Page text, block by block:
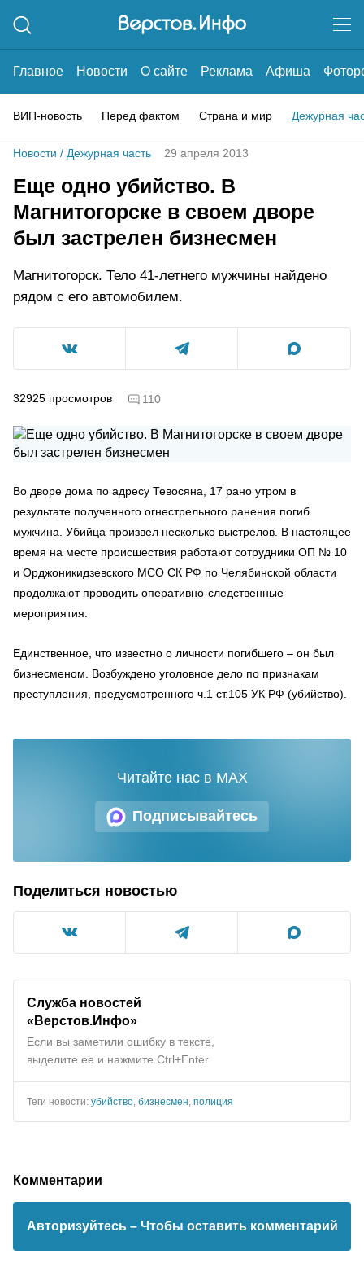
Главное Новости О сайте Реклама Афиша
ВИП-новость Перед фактом Страна и мир Дежурная
Новости / Дежурная часть 29 апреля 2013
Еще одно убийство. В
Магнитогорске в своем дворе
был застрелен бизнесмен
Магнитогорск. Тело 41-летнего мужчины найдено
рядом с его автомобилем.
32925 просмотров 110
Во дворе дома по адресу Тевосяна, 17 рано утром в
результате полученного огнестрельного ранения погиб
мужчина. Убийца произвел несколько выстрелов. В настоящее
время на месте происшествия работают сотрудники ОП № 10
и Орджоникидзевского МСО СК РФ по Челябинской области
продолжают проводить оперативно-следственные
мероприятия.
Единственное, что известно о личности погибшего – он был
бизнесменом. Возбуждено уголовное дело по признакам
преступления, предусмотренного ч.1 ст.105 УК РФ (убийство).
Подписывайтесь
Читайте нас в MAX
Поделиться новостью
Служба новостей
«Верстов.Инфо»
Если вы заметили ошибку в тексте,
выделите ее и нажмите Ctrl+Enter
Теги новости: убийство бизнесмен полиция
Комментарии
Авторизуйтесь – Чтобы оставить комментарий